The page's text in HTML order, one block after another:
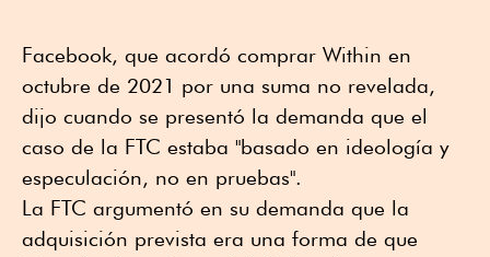
Facebook, que acordó comprar Within en
octubre de 2021 por una suma no revelada,
dijo cuando se presentó la demanda que el
caso de la FTC estaba "basado en ideología y
especulación, no en pruebas".
La FTC argumentó en su demanda que la
adquisición prevista era una forma de que